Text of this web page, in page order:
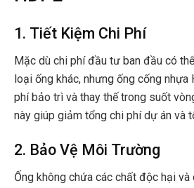
1. Tiết Kiệm Chi Phí
Mặc dù chi phí đầu tư ban đầu có
loại ống khác, nhưng ống cống
phí bảo trì và thay thế trong suốt
này giúp giảm tổng chi phí dự án và
2. Bảo Vệ Môi Trường
Ống không chứa các chất độc hại và